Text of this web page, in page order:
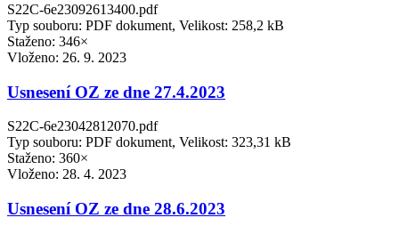
S22C-6e23092613400.pdf
Typ souboru: PDF dokument, Velikost: 258,2 kB
Staženo: 346×
Vloženo: 26. 9. 2023
Usnesení OZ ze dne 27.4.2023
S22C-6e23042812070.pdf
Typ souboru: PDF dokument, Velikost: 323,31 kB
Staženo: 360×
Vloženo: 28. 4. 2023
Usnesení OZ ze dne 28.6.2023